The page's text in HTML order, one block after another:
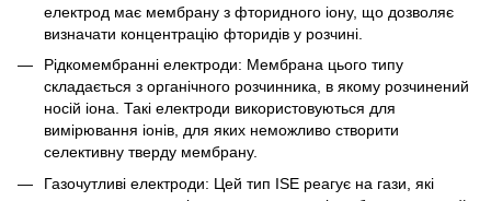
електрод має мембрану з фторидного іону, що дозволяє
визначати концентрацію фторидів у розчині.
Рідкомембранні електроди: Мембрана цього типу
складається з органічного розчинника, в якому розчинений
носій іона. Такі електроди використовуються для
вимірювання іонів, для яких неможливо створити
селективну тверду мембрану.
Газочутливі електроди: Цей тип ІSЕ реагує на гази, які